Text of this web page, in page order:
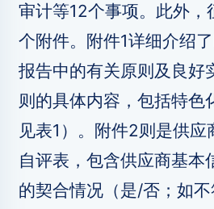
审计等12个事项。此外，
个附件。附件1详细介绍
报告中的有关原则及良好
则的具体内容，包括特色
见表1）。附件2则是供
自评表，包含供应商基本
的契合情况（是/否；如